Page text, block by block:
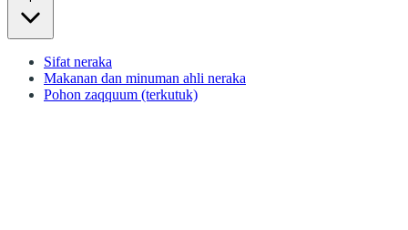
Sifat neraka
Makanan dan minuman ahli neraka
Pohon zaqquum (terkutuk)